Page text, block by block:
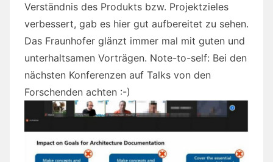
Verständnis des Produkts bzw. Projektzieles
verbessert, gab es hier gut aufbereitet zu sehen.
Das Fraunhofer glänzt immer mal mit guten und
unterhaltsamen Vorträgen. Note-to-self: Bei den
nächsten Konferenzen auf Talks von den
Forschenden achten :-)